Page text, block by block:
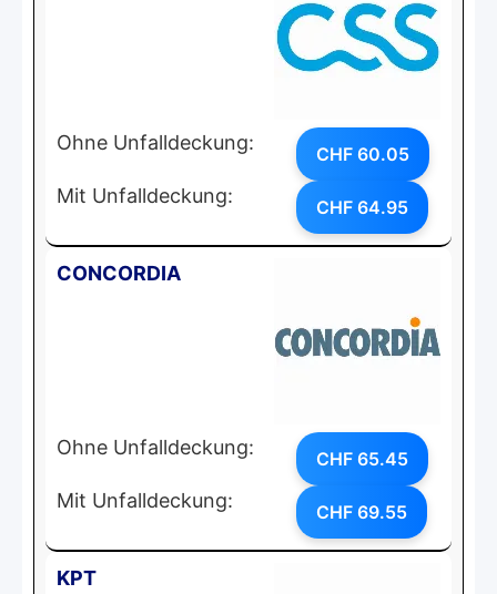
Ohne Unfalldeckung: CHF 60.05
Mit Unfalldeckung: CHF 64.95
CONCORDIA
Ohne Unfalldeckung: CHF 65.45
Mit Unfalldeckung: CHF 69.55
KPT